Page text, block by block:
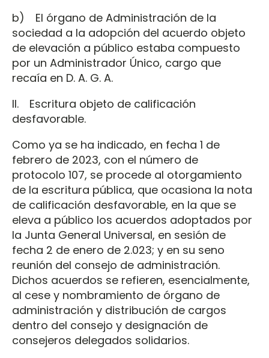
b) El órgano de Administración de la
sociedad a la adopción del acuerdo objeto
de elevación a público estaba compuesto
por un Administrador Único, cargo que
recaía en D. A. G. A.
II. Escritura objeto de calificación
desfavorable.
Como ya se ha indicado, en fecha 1 de
febrero de 2023, con el número de
protocolo 107, se procede al otorgamiento
de la escritura pública, que ocasiona la nota
de calificación desfavorable, en la que se
eleva a público los acuerdos adoptados por
la Junta General Universal, en sesión de
fecha 2 de enero de 2.023; y en su seno
reunión del consejo de administración.
Dichos acuerdos se refieren, esencialmente,
al cese y nombramiento de órgano de
administración y distribución de cargos
dentro del consejo y designación de
consejeros delegados solidarios.